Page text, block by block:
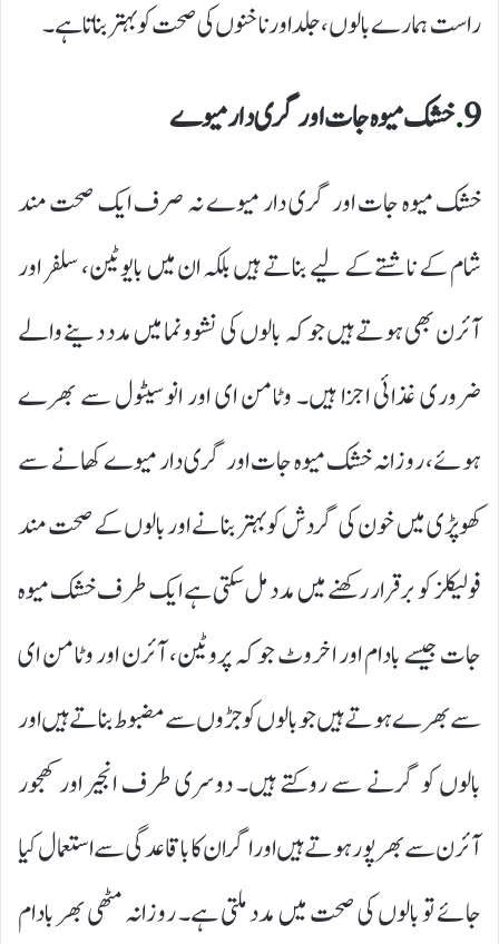
راست ہمارے بالوں، جلد اور ناخنوں کی صحت کو بہتر بناتا ہے۔
9
.خشک میوہ جات اور گری دار میوے
خشک میوہ جات اور گری دار میوے نہ صرف ایک صحت مند
شام کے ناشتے کے لیے بناتے ہیں بلکہ ان میں بایوٹین، سلفر اور
آئرن بھی ہوتے ہیں جو کہ بالوں کی نشوونما میں مدد دینے والے
ضروری غذائی اجزا ہیں۔ وٹامن ای اور انوسیٹول سے بھرے
ہوئے، روزانہ خشک میوہ جات اور گری دار میوے کھانے سے
کھوپڑی میں خون کی گردش کو بہتر بنانے اور بالوں کے صحت مند
فولیکلز کو برقرار رکھنے میں مدد مل سکتی ہے ایک طرف خشک میوہ
جات جیسے بادام اور اخروٹ جو کہ پروٹین، آئرن اور وٹامن ای
سے بھرے ہوتے ہیں جو بالوں کو جڑوں سے مضبوط بناتے ہیں اور
بالوں کو گرنے سے روکتے ہیں۔ دوسری طرف انجیر اور کھجور
آئرن سے بھرپور ہوتے ہیں اور اگر ان کا باقاعدگی سے استعمال کیا
جائے تو بالوں کی صحت میں مدد ملتی ہے۔ روزانہ مٹھی بھر بادام